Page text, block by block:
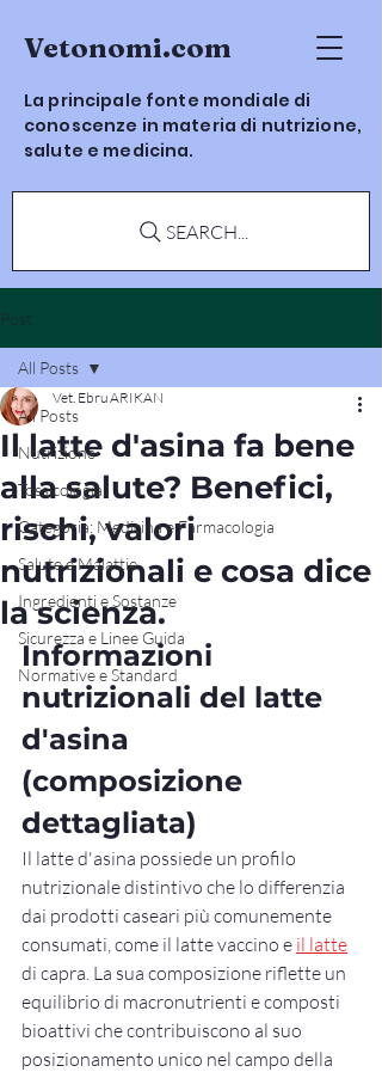
Vetonomi.com
La principale fonte mondiale di
conoscenze in materia di nutrizione,
salute e medicina.
SEARCH...
Post
All Posts
Nutrizione
Tossicologia
Categoria: Medicina e Farmacologia
Salute e Malattie
Ingredienti e Sostanze
Sicurezza e Linee Guida
Normative e Standard
All Posts
Il latte d'asina fa bene
alla salute? Benefici,
rischi, valori
nutrizionali e cosa dice
la scienza.
Vet. Ebru ARIKAN
Informazioni
nutrizionali del latte
d'asina
(composizione
dettagliata)
Il latte d'asina possiede un profilo
nutrizionale distintivo che lo differenzia
dai prodotti caseari più comunemente
consumati, come il latte vaccino e il latte
di capra. La sua composizione riflette un
equilibrio di macronutrienti e composti
bioattivi che contribuiscono al suo
posizionamento unico nel campo della